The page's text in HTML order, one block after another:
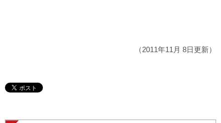
（2011年11月 8日更新）